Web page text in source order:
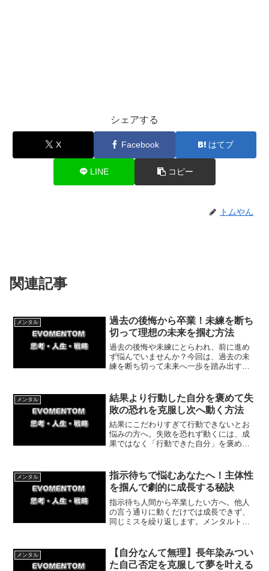
シェアする
X Facebook はてブ
LINE コピー
トムやん
関連記事
メンタル
過去の後悔から卒業！未練を断ち
切って理想の未来を掴む方法
過去の後悔や未練にとらわれ、前に進め
ず悩んでいませんか？今回は、過去の未
練を断ち切って未来へ一歩を踏み出すた
のない充実した毎日を手に入れましょ
う！
メンタル
結果より行動した自分を褒めて失
敗の恐れを克服し次へ動く方法
結果にこだわりすぎて行動できないとお
悩みの方へ。失敗を恐れず動くには、成
果ではなく「行動できた自分」を褒めま
主義を手放し、まずは小さな一歩を踏み
出しましょう。
メンタル
指示待ちで悩むあなたへ！主体性
を掴んで劇的に成長する秘訣
指示待ち人間から卒業したい方へ。他人
の言う通りに動くだけでは成長できず、
同じミスを繰り返します。メンタルトレ
生を劇的に変えるための具体的なアクシ
ョンを解説します。
メンタル
【自分なんて無理】長年染みつい
た自己否定を克服して夢を叶える